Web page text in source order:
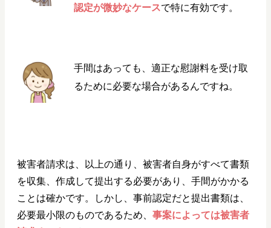
認定が微妙なケースで特に有効です。
手間はあっても、適正な慰謝料を受け取
るために必要な場合があるんですね。
被害者請求は、以上の通り、被害者自身がすべて書類
を収集、作成して提出する必要があり、手間がかかる
ことは確かです。しかし、事前認定だと提出書類は、
必要最小限のものであるため、 事案によっては被害者